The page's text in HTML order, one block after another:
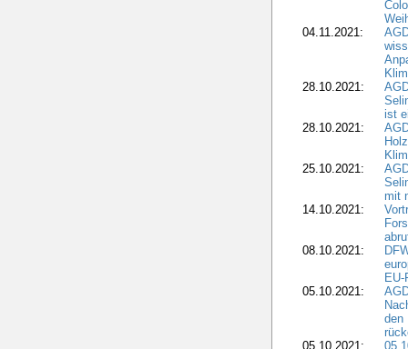
04.11.2021:
28.10.2021:
ist
28.10.2021:
25.10.2021:
mit
14.10.2021:
08.10.2021:
05.10.2021:
den
05.10.2021: